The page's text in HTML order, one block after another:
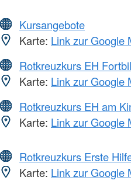
Kursangebote
Karte: Link zur Google
Rotkreuzkurs EH
Karte: Link zur Google
Rotkreuzkurs EH am
Karte: Link zur Google
Rotkreuzkurs Erste
Karte: Link zur Google